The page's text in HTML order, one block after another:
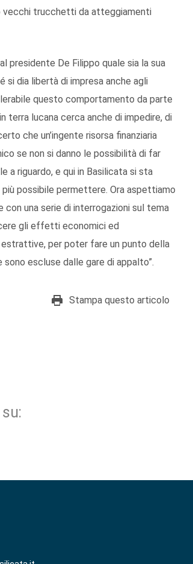
vecchi trucchetti da atteggiamenti
presidente De Filippo quale sia la sua
si dia libertà di impresa anche agli
questo comportamento da parte
terra lucana cerca anche di impedire, di
che un’ingente risorsa finanziaria
se non si danno le possibilità di far
a riguardo, e qui in Basilicata si sta
possibile permettere. Ora aspettiamo
una serie di interrogazioni sul tema
gli effetti economici ed
per poter fare un punto della
escluse dalle gare di appalto”.
Stampa questo articolo